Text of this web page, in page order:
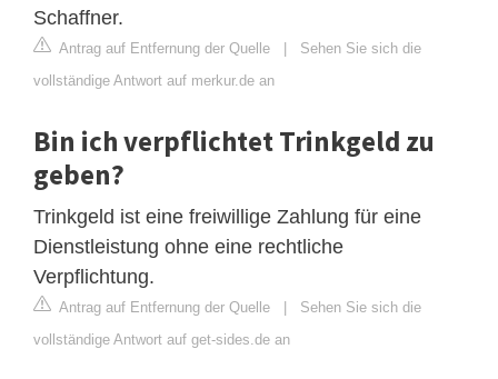
Schaffner.
Antrag auf Entfernung der Quelle | Sehen Sie sich die
vollständige Antwort auf merkur.de an
Bin ich verpflichtet Trinkgeld zu
geben?
Trinkgeld ist eine freiwillige Zahlung für eine
Dienstleistung ohne eine rechtliche
Verpflichtung.
Antrag auf Entfernung der Quelle | Sehen Sie sich die
vollständige Antwort auf get-sides.de an